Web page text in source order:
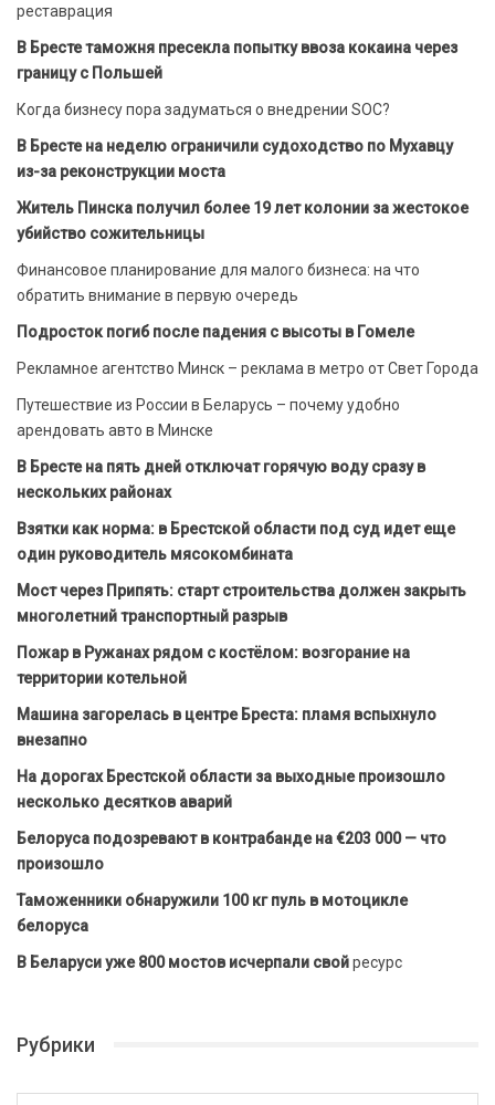
реставрация
В Бресте таможня пресекла попытку ввоза кокаина через
границу с Польшей
Когда бизнесу пора задуматься о внедрении SOC?
В Бресте на неделю ограничили судоходство по Мухавцу
из-за реконструкции моста
Житель Пинска получил более 19 лет колонии за жестокое
убийство сожительницы
Финансовое планирование для малого бизнеса: на что
обратить внимание в первую очередь
Подросток погиб после падения с высоты в Гомеле
Рекламное агентство Минск – реклама в метро от Свет Города
Путешествие из России в Беларусь – почему удобно
арендовать авто в Минске
В Бресте на пять дней отключат горячую воду сразу в
нескольких районах
Взятки как норма: в Брестской области под суд идет еще
один руководитель мясокомбината
Мост через Припять: старт строительства должен закрыть
многолетний транспортный разрыв
Пожар в Ружанах рядом с костёлом: возгорание на
территории котельной
Машина загорелась в центре Бреста: пламя вспыхнуло
внезапно
На дорогах Брестской области за выходные произошло
несколько десятков аварий
Белоруса подозревают в контрабанде на €203 000 — что
произошло
Таможенники обнаружили 100 кг пуль в мотоцикле
белоруса
В Беларуси уже 800 мостов исчерпали свойресурс
Рубрики